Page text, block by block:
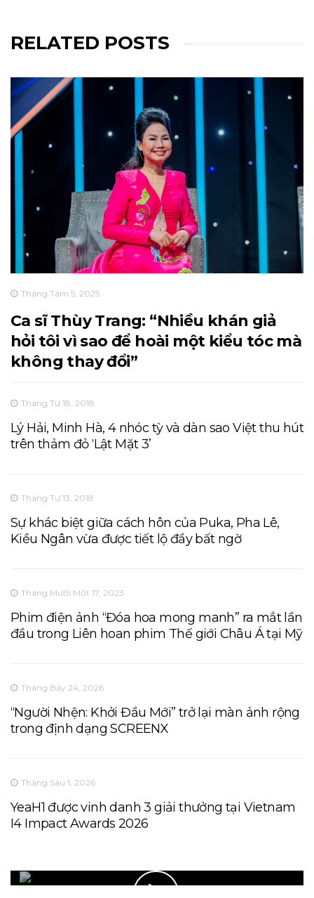
RELATED POSTS
Tháng Tám 5, 2025
Ca sĩ Thùy Trang: “Nhiều khán giả
hỏi tôi vì sao để hoài một kiểu tóc mà
không thay đổi”
Tháng Tư 18, 2018
Lý Hải, Minh Hà, 4 nhóc tỳ và dàn sao Việt thu hút
trên thảm đỏ ‘Lật Mặt 3’
Tháng Tư 13, 2018
Sự khác biệt giữa cách hôn của Puka, Pha Lê,
Kiều Ngân vừa được tiết lộ đầy bất ngờ
Tháng Mười Một 17, 2023
Phim điện ảnh “Đóa hoa mong manh” ra mắt lần
đầu trong Liên hoan phim Thế giới Châu Á tại Mỹ
Tháng Bảy 24, 2026
“Người Nhện: Khởi Đầu Mới” trở lại màn ảnh rộng
trong định dạng SCREENX
Tháng Sáu 1, 2026
YeaH1 được vinh danh 3 giải thưởng tại Vietnam
I4 Impact Awards 2026